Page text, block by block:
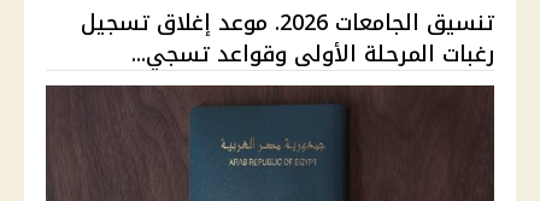
تنسيق الجامعات 2026. موعد إغلاق تسجيل
رغبات المرحلة الأولى وقواعد تسجي...